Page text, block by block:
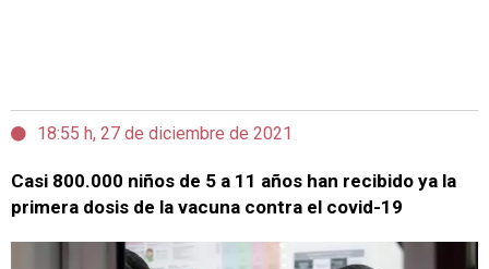
18:55 h, 27 de diciembre de 2021
Casi 800.000 niños de 5 a 11 años han recibido ya la
primera dosis de la vacuna contra el covid-19